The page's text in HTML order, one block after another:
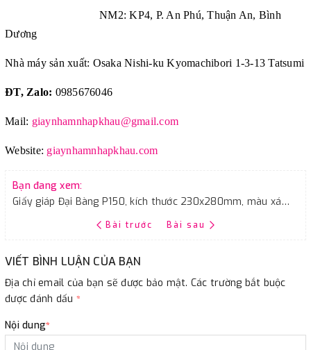
NM2: KP4, P. An Phú, Thuận An, Bình
Dương
Nhà máy sản xuất: Osaka Nishi-ku Kyomachibori 1-3-13 Tatsumi
ĐT, Zalo: 0985676046
Mail: giaynhamnhapkhau@gmail.com
Website: giaynhamnhapkhau.com
Bạn đang xem:
Giấy giáp Đại Bàng P150, kích thước 230x280mm, màu xám chịu nước
Bài trước Bài sau
VIẾT BÌNH LUẬN CỦA BẠN
Địa chỉ email của bạn sẽ được bảo mật. Các trường bắt buộc
được đánh dấu *
Nội dung*